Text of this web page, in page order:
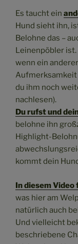
Es taucht ein
Hund sieht ihn,
Belohne das –
Leinenpöbler ist.
wenn ein
Aufmerksamkeit
du ihm noch
nachlesen).
Du rufst und
belohne ihn
Highlight-
kommt dein
In diesem Video
was hier am
natürlich auch
Und vielleicht
beschriebene